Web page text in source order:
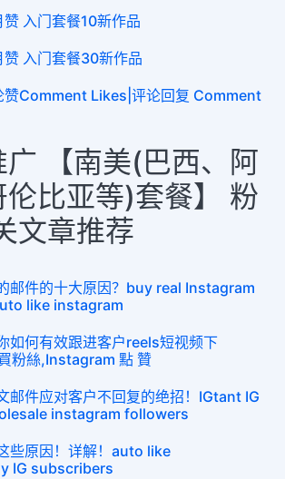
入门套餐10新作品
入门套餐30新作品
Comment Likes|评论回复 Comment
【南美(巴西、阿
比亚等)套餐】 粉
文章推荐
邮件的十大原因？buy real Instagram
like instagram
如何有效跟进客户reels短视频下
粉絲,Instagram 點 贊
邮件应对客户不回复的绝招！IGtant IG
instagram followers
些原因！详解！auto like
IG subscribers